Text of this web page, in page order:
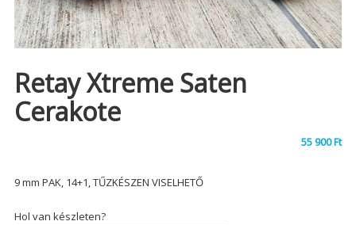
Retay Xtreme Saten
Cerakote
55 900Ft
9 mm PAK, 14+1, TŰZKÉSZEN VISELHETŐ
Hol van készleten?